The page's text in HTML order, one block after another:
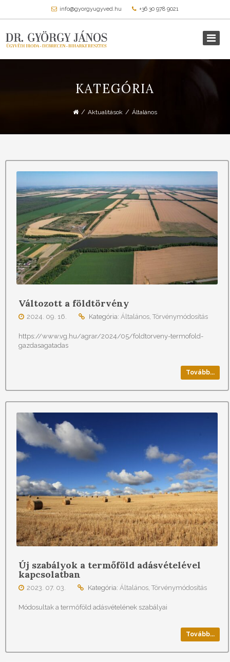
info@gyorgyugyved.hu +36 30 978 9021
KATEGÓRIA
/ Aktualitások / Általános
Változott a földtörvény
2024. 09. 16. Kategória: Általános, Törvénymódosítás
https://www.vg.hu/agrar/2024/05/foldtorveny-termofold-
gazdasagatadas
Tovább...
Új szabályok a termőföld adásvételével
kapcsolatban
2023. 07. 03. Kategória: Általános, Törvénymódosítás
Módosultak a termőföld adásvételének szabályai
Tovább...